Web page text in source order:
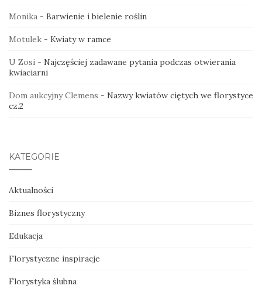
Monika - Barwienie i bielenie roślin
Motulek - Kwiaty w ramce
U Zosi - Najczęściej zadawane pytania podczas otwierania
kwiaciarni
Dom aukcyjny Clemens - Nazwy kwiatów ciętych we florystyce
cz.2
KATEGORIE
Aktualności
Biznes florystyczny
Edukacja
Florystyczne inspiracje
Florystyka ślubna